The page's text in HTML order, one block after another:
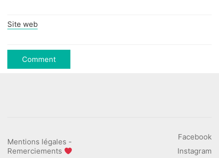
Site web
Facebook
Instagram
Mentions légales -
Remerciements